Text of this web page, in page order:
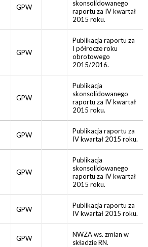
GPW
skonsolidowanego
raportu za IV kwartał
2015 roku.
GPW
Publikacja raportu za
I półrocze roku
obrotowego
2015/2016.
GPW
Publikacja
skonsolidowanego
raportu za IV kwartał
2015 roku.
GPW
Publikacja raportu za
IV kwartał 2015 roku.
GPW
Publikacja
skonsolidowanego
raportu za IV kwartał
2015 roku.
GPW
Publikacja raportu za
IV kwartał 2015 roku.
GPW
NWZA ws. zmian w
składzie RN.